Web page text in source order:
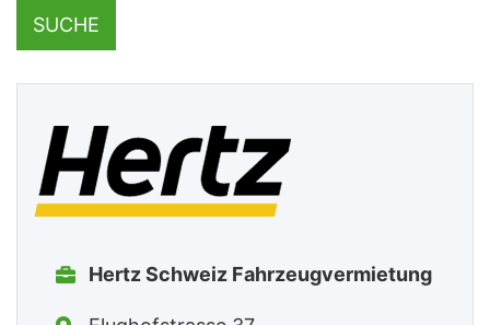
SUCHE
Hertz Schweiz Fahrzeugvermietung